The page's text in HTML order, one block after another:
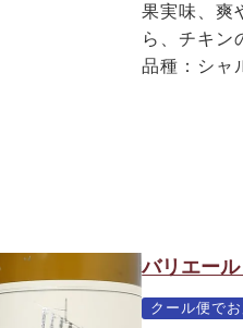
果実味、爽
ら、チキン
品種：シャ
バリエー
クール便で